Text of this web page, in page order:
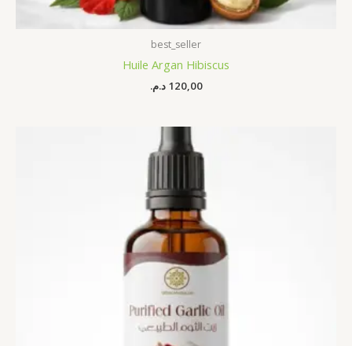
best_seller
Huile Argan Hibiscus
120,00 د.م.